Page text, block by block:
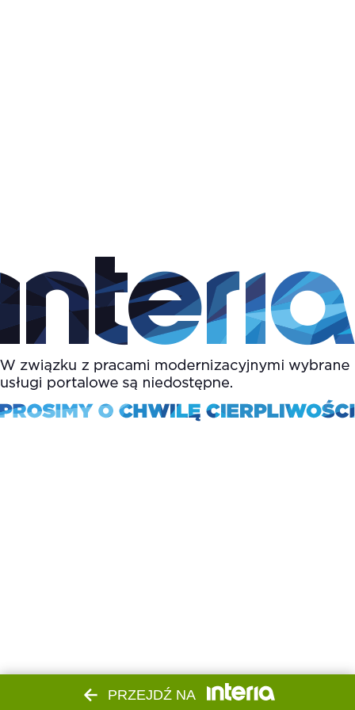
PRZEJDŹ NA